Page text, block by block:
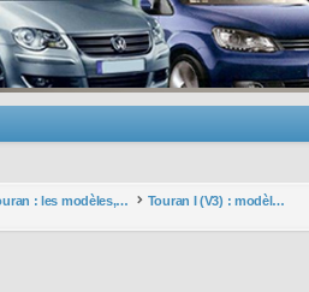
Touran : les modèles, les prix, les achats, les options, ... Touran I (V3) : modèles, options, prix ...